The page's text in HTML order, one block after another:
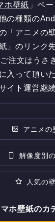
ホ壁紙 」ペ
の種類の
「アニメの
」のリンク
注文はうさ
入って頂い
イト運営継
アニメの
解像度別
人気の
ホ壁紙のカ